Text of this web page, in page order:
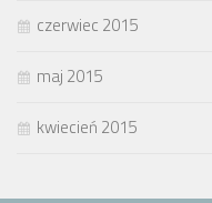
czerwiec 2015
maj 2015
kwiecień 2015